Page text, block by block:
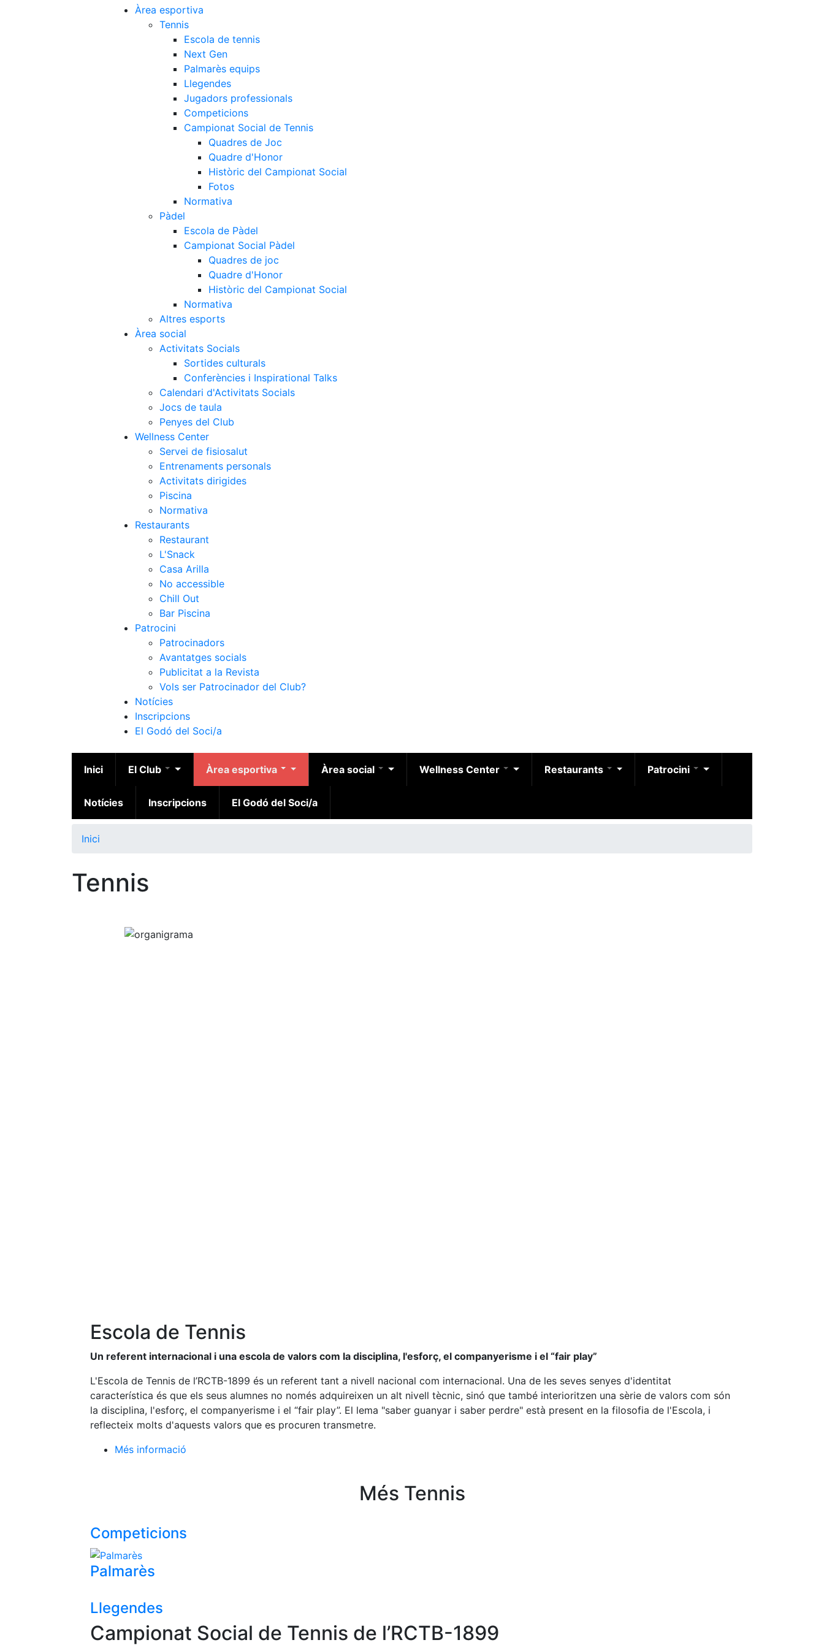
Àrea esportiva
Tennis
Escola de tennis
Next Gen
Palmarès equips
Llegendes
Jugadors professionals
Competicions
Campionat Social de Tennis
Quadres de Joc
Quadre d'Honor
Històric del Campionat Social
Fotos
Normativa
Pàdel
Escola de Pàdel
Campionat Social Pàdel
Quadres de joc
Quadre d'Honor
Històric del Campionat Social
Normativa
Altres esports
Àrea social
Activitats Socials
Sortides culturals
Conferències i Inspirational Talks
Calendari d'Activitats Socials
Jocs de taula
Penyes del Club
Wellness Center
Servei de fisiosalut
Entrenaments personals
Activitats dirigides
Piscina
Normativa
Restaurants
Restaurant
L'Snack
Casa Arilla
No accessible
Chill Out
Bar Piscina
Patrocini
Patrocinadors
Avantatges socials
Publicitat a la Revista
Vols ser Patrocinador del Club?
Notícies
Inscripcions
El Godó del Soci/a
Inici El Club Àrea esportiva Àrea social Wellness Center Restaurants Patrocini
Notícies Inscripcions El Godó del Soci/a
Inici
Tennis
Escola de Tennis
Un referent internacional i una escola de valors com la disciplina, l'esforç, el companyerisme i el “fair play”
L'Escola de Tennis de l’RCTB-1899 és un referent tant a nivell nacional com internacional. Una de les seves senyes d'identitat
característica és que els seus alumnes no només adquireixen un alt nivell tècnic, sinó que també interioritzen una sèrie de valors com són
la disciplina, l'esforç, el companyerisme i el “fair play”. El lema "saber guanyar i saber perdre" està present en la filosofia de l'Escola, i
reflecteix molts d'aquests valors que es procuren transmetre.
Més informació
Més Tennis
Competicions
Palmarès
Llegendes
Campionat Social de Tennis de l’RCTB-1899